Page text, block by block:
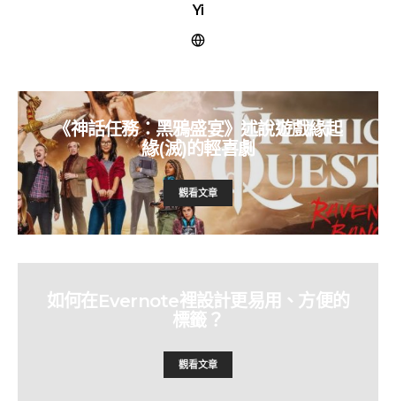
Yi
《神話任務：黑鴉盛宴》述說遊戲緣起
緣(滅)的輕喜劇
觀看文章
如何在Evernote裡設計更易用、方便的
標籤？
觀看文章